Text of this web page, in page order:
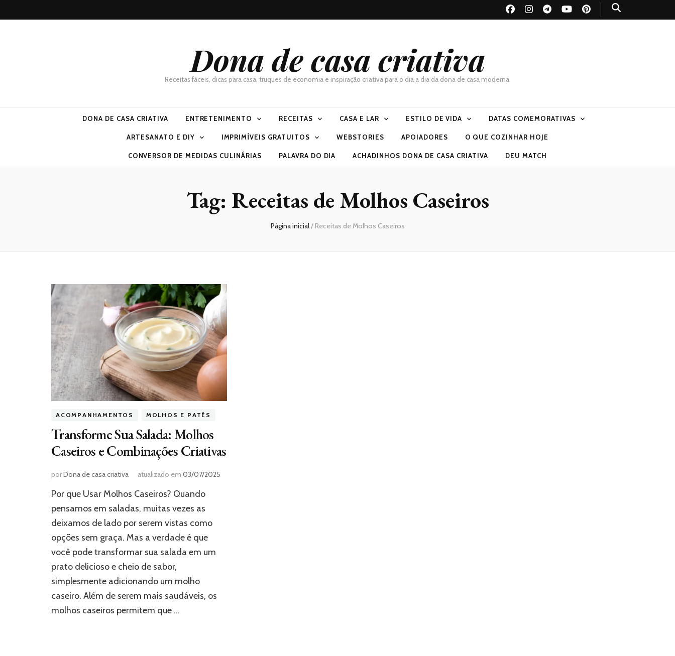
Dona de casa criativa
Receitas fáceis, dicas para casa, truques de economia e inspiração criativa para o dia a dia da dona de casa moderna.
DONA DE CASA CRIATIVA ENTRETENIMENTO RECEITAS CASA E LAR ESTILO DE VIDA DATAS COMEMORATIVAS
ARTESANATO E DIY IMPRIMÍVEIS GRATUITOS WEBSTORIES APOIADORES O QUE COZINHAR HOJE
CONVERSOR DE MEDIDAS CULINÁRIAS PALAVRA DO DIA ACHADINHOS DONA DE CASA CRIATIVA DEU MATCH
Tag: Receitas de Molhos Caseiros
Página inicial/ Receitas de Molhos Caseiros
ACOMPANHAMENTOS MOLHOS E PATÊS
Transforme Sua Salada: Molhos
Caseiros e Combinações Criativas
porDona de casa criativa atualizado em 03/07/2025
Por que Usar Molhos Caseiros? Quando
pensamos em saladas, muitas vezes as
deixamos de lado por serem vistas como
opções sem graça. Mas a verdade é que
você pode transformar sua salada em um
prato delicioso e cheio de sabor,
simplesmente adicionando um molho
caseiro. Além de serem mais saudáveis, os
molhos caseiros permitem que …